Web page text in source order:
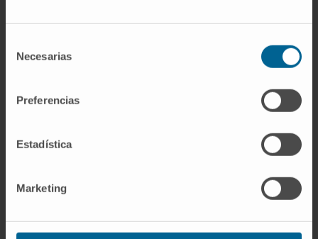
Necesarias
Preferencias
Estadística
Marketing
expuesto en este libro es que "no solo es él
mismo quien se crece ante los obstáculos, sino
que provoca lo mismo en todo su equipo, pues
crea una sensación de seguridad y de confianza".
El libro, aunque está especialmente dirigido a
público general y para el buen funcionamiento de
las organizaciones que busquen el bien común y
no tanto el beneficio económico o el éxito
después de buscar el bien común".